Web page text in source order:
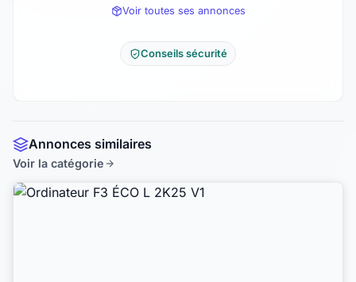
Voir toutes ses annonces
Conseils sécurité
Annonces similaires
Voir la catégorie